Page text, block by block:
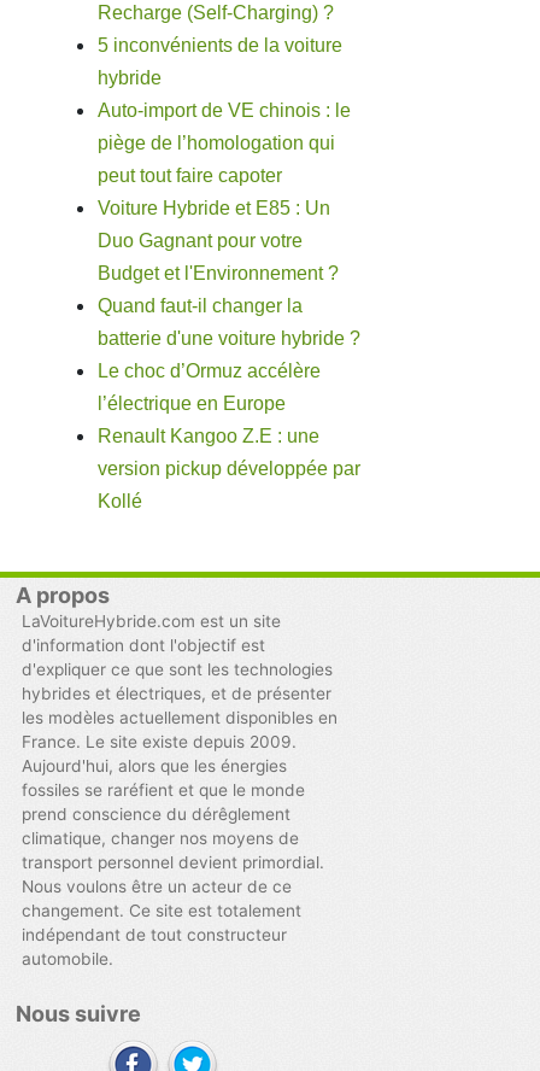
Recharge (Self-Charging) ?
5 inconvénients de la voiture
hybride
Auto-import de VE chinois : le
piège de l’homologation qui
peut tout faire capoter
Voiture Hybride et E85 : Un
Duo Gagnant pour votre
Budget et l'Environnement ?
Quand faut-il changer la
batterie d'une voiture hybride ?
Le choc d’Ormuz accélère
l’électrique en Europe
Renault Kangoo Z.E : une
version pickup développée par
Kollé
A propos
LaVoitureHybride.com est un site
d'information dont l'objectif est
d'expliquer ce que sont les technologies
hybrides et électriques, et de présenter
les modèles actuellement disponibles en
France. Le site existe depuis 2009.
Aujourd'hui, alors que les énergies
fossiles se raréfient et que le monde
prend conscience du dérêglement
climatique, changer nos moyens de
transport personnel devient primordial.
Nous voulons être un acteur de ce
changement. Ce site est totalement
indépendant de tout constructeur
automobile.
Nous suivre